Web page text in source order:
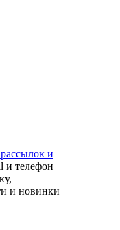
и
и телефон
и новинки